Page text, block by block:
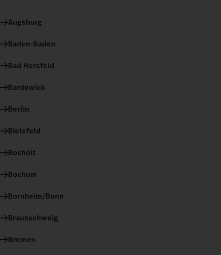
Augsburg
Baden-Baden
Bad Hersfeld
Bardowick
Berlin
Bielefeld
Bocholt
Bochum
Bornheim/Bonn
Braunschweig
Bremen